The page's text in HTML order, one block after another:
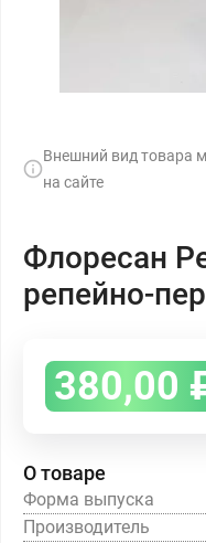
Внешний вид товара
на сайте
Флоресан
репейно-
380,00
О товаре
Форма выпуска
Производитель